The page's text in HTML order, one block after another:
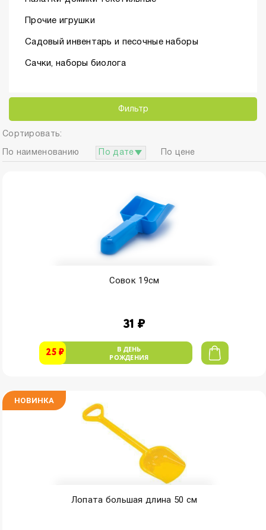
Прочие игрушки
Садовый инвентарь и песочные наборы
Сачки, наборы биолога
Фильтр
Сортировать:
По наименованию По дате По цене
Совок 19см
31 ₽
25 ₽
В ДЕНЬ
РОЖДЕНИЯ
НОВИНКА
Лопата большая длина 50 см